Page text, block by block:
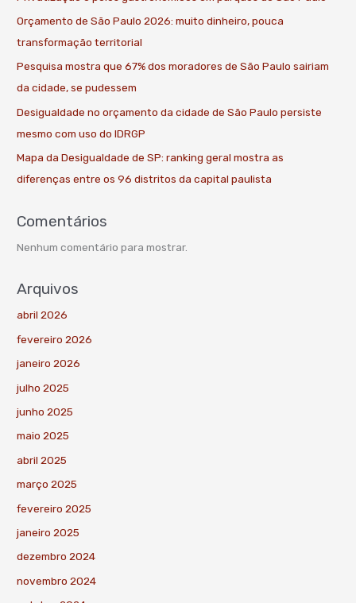
Orçamento de São Paulo 2026: muito dinheiro, pouca
transformação territorial
Pesquisa mostra que 67% dos moradores de São Paulo sairiam
da cidade, se pudessem
Desigualdade no orçamento da cidade de São Paulo persiste
mesmo com uso do IDRGP
Mapa da Desigualdade de SP: ranking geral mostra as
diferenças entre os 96 distritos da capital paulista
Comentários
Nenhum comentário para mostrar.
Arquivos
abril 2026
fevereiro 2026
janeiro 2026
julho 2025
junho 2025
maio 2025
abril 2025
março 2025
fevereiro 2025
janeiro 2025
dezembro 2024
novembro 2024